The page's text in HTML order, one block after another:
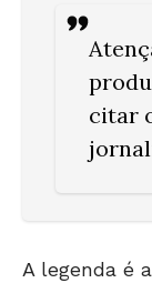
citar
A legenda é